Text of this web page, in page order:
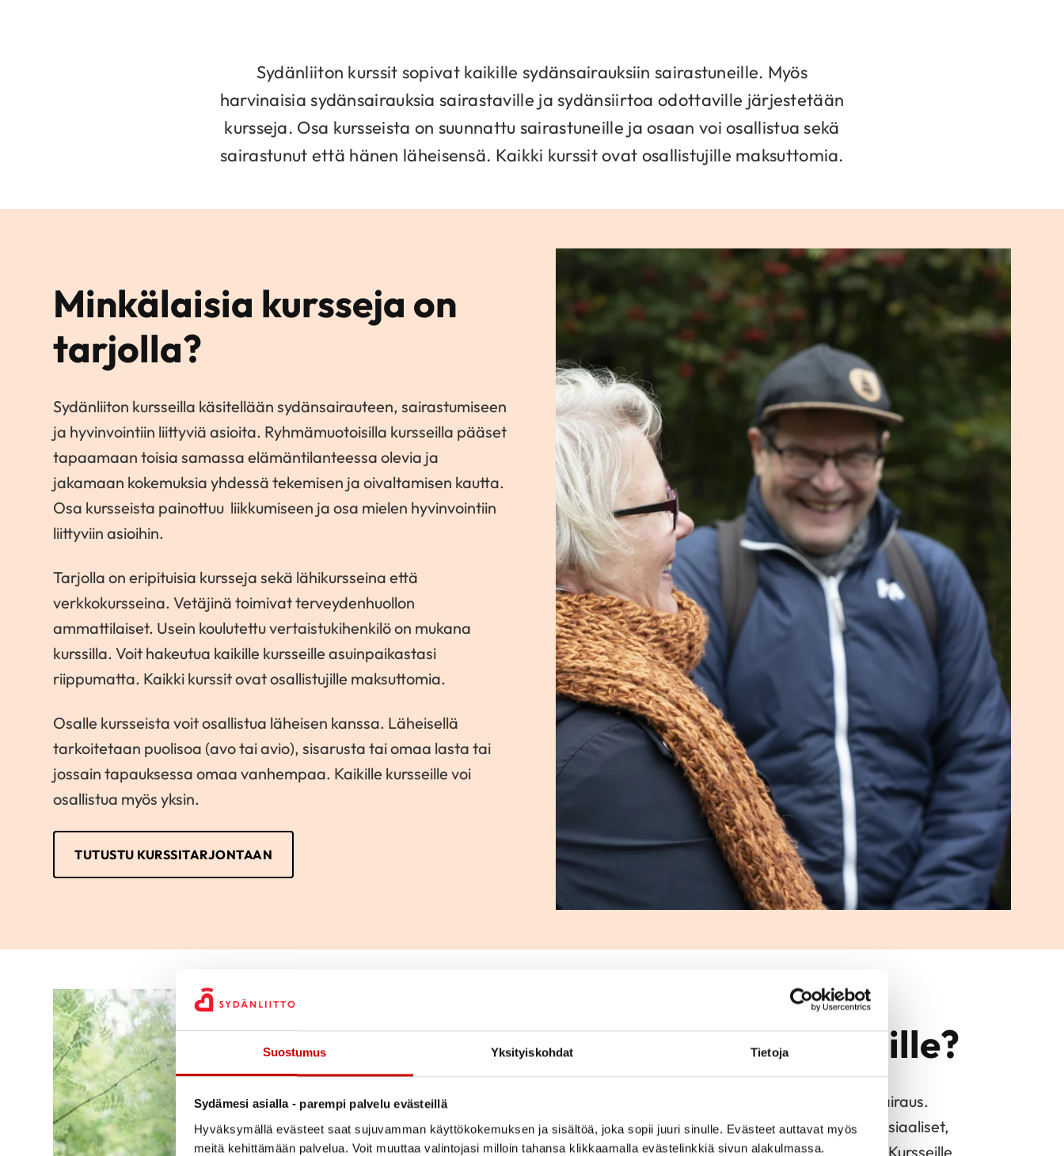
Suostumus Yksityiskohdat Tietoja
Sydämesi asialla - parempi palvelu evästeillä
Hyväksymällä evästeet saat sujuvamman käyttökokemuksen ja sisältöä, joka sopii juuri sinulle. Evästeet auttavat myös
meitä kehittämään palvelua. Voit muuttaa valintojasi milloin tahansa klikkaamalla evästelinkkiä sivun alakulmassa.
Sydänliiton kurssit sopivat kaikille sydänsairauksiin sairastuneille. Myös
harvinaisia sydänsairauksia sairastaville ja sydänsiirtoa odottaville järjestetään
kursseja. Osa kursseista on suunnattu sairastuneille ja osaan voi osallistua sekä
sairastunut että hänen läheisensä. Kaikki kurssit ovat osallistujille maksuttomia.
Minkälaisia kursseja on
tarjolla?
Sydänliiton kursseilla käsitellään sydänsairauteen, sairastumiseen
ja hyvinvointiin liittyviä asioita. Ryhmämuotoisilla kursseilla pääset
tapaamaan toisia samassa elämäntilanteessa olevia ja
jakamaan kokemuksia yhdessä tekemisen ja oivaltamisen kautta.
Osa kursseista painottuu liikkumiseen ja osa mielen hyvinvointiin
liittyviin asioihin.
Tarjolla on eripituisia kursseja sekä lähikursseina että
verkkokursseina. Vetäjinä toimivat terveydenhuollon
ammattilaiset. Usein koulutettu vertaistukihenkilö on mukana
kurssilla. Voit hakeutua kaikille kursseille asuinpaikastasi
riippumatta. Kaikki kurssit ovat osallistujille maksuttomia.
Osalle kursseista voit osallistua läheisen kanssa. Läheisellä
tarkoitetaan puolisoa (avo tai avio), sisarusta tai omaa lasta tai
jossain tapauksessa omaa vanhempaa. Kaikille kursseille voi
osallistua myös yksin.
TUTUSTU KURSSITARJONTAAN
Miten pääsen kurssille?
Kurssit on tarkoitettu henkilöille, joilla on sydänsairaus.
Osallistujat valitaan hakemusten perusteella, sosiaaliset,
terveydelliset ja taloudelliset seikat huomioiden. Kursseille